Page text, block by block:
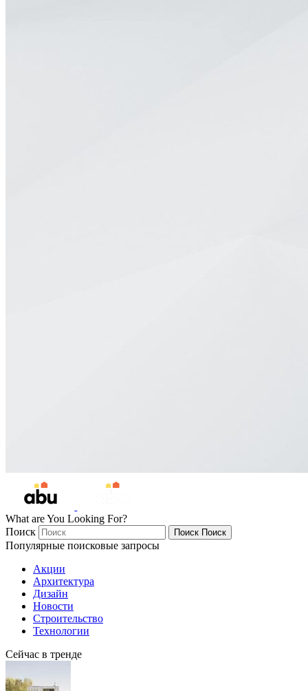
What are You Looking For?
Поиск
Поиск Поиск
Популярные поисковые запросы
Акции
Архитектура
Дизайн
Новости
Строительство
Технологии
Сейчас в тренде